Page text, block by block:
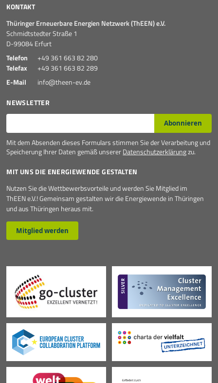
KONTAKT
Thüringer Erneuerbare Energien Netzwerk (ThEEN) e.V.
Schmidtstedter Straße 1
D-99084 Erfurt
Telefon
+49 361 663 82 280
Telefax
+49 361 663 82 289
E-Mail
info@theen-ev.de
NEWSLETTER
E-Mail* Abonnieren
Mit dem Absenden dieses Formulars stimmen Sie der Verarbeitung und
Speicherung Ihrer Daten gemäß unsererDatenschutzerklärungzu.
MIT UNS DIE ENERGIEWENDE GESTALTEN
Nutzen Sie die Wettbewerbsvorteile und werden Sie Mitglied im
ThEEN e.V.! Gemeinsam gestalten wir die Energiewende in Thüringen
und aus Thüringen heraus mit.
Mitglied werden